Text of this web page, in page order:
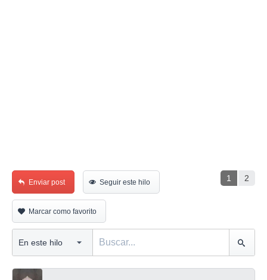
1 2
Enviar post Seguir este hilo
Marcar como favorito